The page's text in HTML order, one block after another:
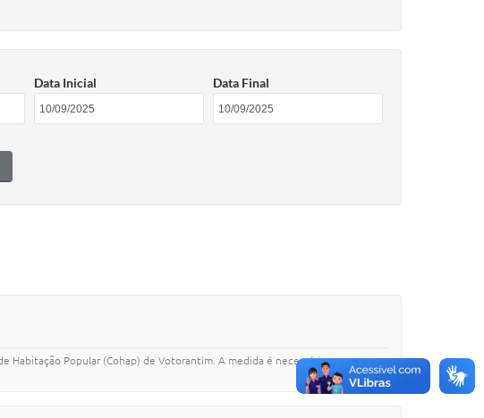
Data Inicial Data Final
Habitação Popular (Cohap) de Votorantim. A medida é necessária para